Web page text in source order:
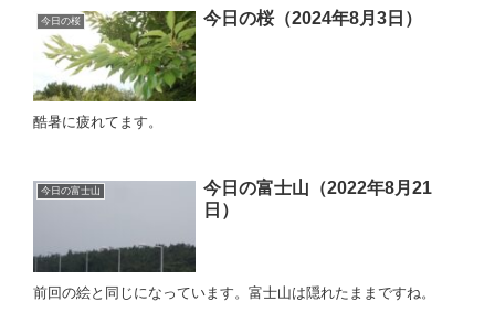
今日の桜 今日の桜（2024年8月3日）
酷暑に疲れてます。
今日の富士山
今日の富士山（2022年8月21
日）
前回の絵と同じになっています。富士山は隠れたままですね。